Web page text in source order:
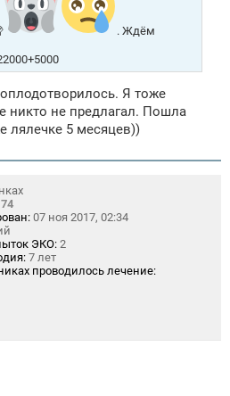
. Ждём
Я тоже
никто не предлагал. Пошла
лялечке 5 месяцев))
74
07 ноя 2017, 02:34
ЭКО: 2
7 лет
проводилось лечение: